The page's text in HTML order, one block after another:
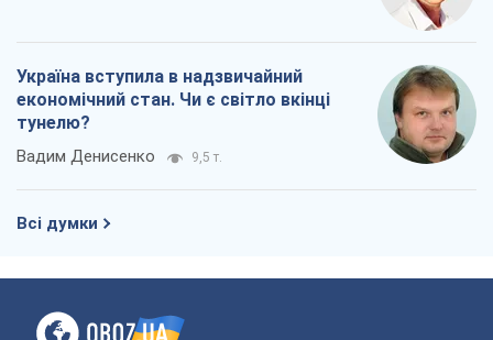
Україна вступила в надзвичайний
економічний стан. Чи є світло вкінці
тунелю?
Вадим Денисенко 9,5 т.
Всі думки